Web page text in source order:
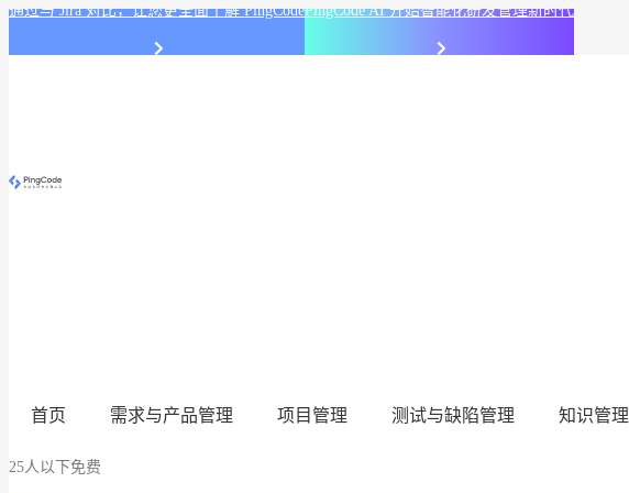
通过与 Jira 对比，让您更全面了解 PingCodePingCode AI 开始智能化研发管理新时代
首页 需求与产品管理 项目管理 测试与缺陷管理 知识管理
25人以下免费